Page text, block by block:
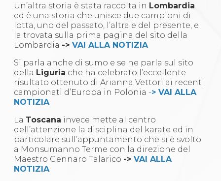
Un’altra storia è stata raccolta in Lombardia
ed è una storia che unisce due campioni di
lotta, uno del passato, l’altra e del presente, e
la trovata sulla prima pagina del sito della
Lombardia ->VAI ALLA NOTIZIA
Si parla anche di sumo e se ne parla sul sito
della Liguria che ha celebrato l’eccellente
risultato ottenuto di Arianna Vettori ai recenti
campionati d’Europa in Polonia -> VAI ALLA
NOTIZIA
La Toscana invece mette al centro
dell’attenzione la disciplina del karate ed in
particolare sull’appuntamento che si è svolto
a Monsumanno Terme con la direzione del
Maestro Gennaro Talarico ->VAI ALLA
NOTIZIA